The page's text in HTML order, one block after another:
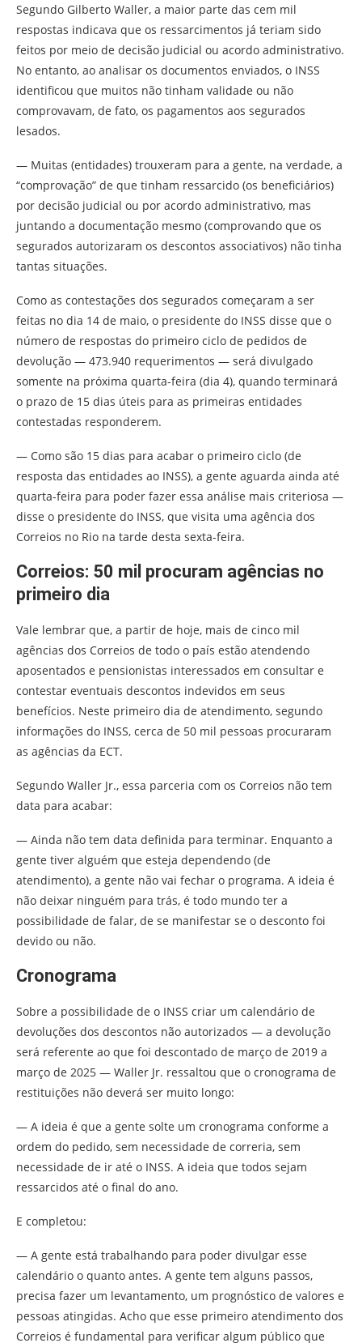
Segundo Gilberto Waller, a maior parte das cem mil
respostas indicava que os ressarcimentos já teriam sido
feitos por meio de decisão judicial ou acordo administrativo.
No entanto, ao analisar os documentos enviados, o INSS
identificou que muitos não tinham validade ou não
comprovavam, de fato, os pagamentos aos segurados
lesados.
— Muitas (entidades) trouxeram para a gente, na verdade, a
“comprovação” de que tinham ressarcido (os beneficiários)
por decisão judicial ou por acordo administrativo, mas
juntando a documentação mesmo (comprovando que os
segurados autorizaram os descontos associativos) não tinha
tantas situações.
Como as contestações dos segurados começaram a ser
feitas no dia 14 de maio, o presidente do INSS disse que o
número de respostas do primeiro ciclo de pedidos de
devolução — 473.940 requerimentos — será divulgado
somente na próxima quarta-feira (dia 4), quando terminará
o prazo de 15 dias úteis para as primeiras entidades
contestadas responderem.
— Como são 15 dias para acabar o primeiro ciclo (de
resposta das entidades ao INSS), a gente aguarda ainda até
quarta-feira para poder fazer essa análise mais criteriosa —
disse o presidente do INSS, que visita uma agência dos
Correios no Rio na tarde desta sexta-feira.
Correios: 50 mil procuram agências no
primeiro dia
Vale lembrar que, a partir de hoje, mais de cinco mil
agências dos Correios de todo o país estão atendendo
aposentados e pensionistas interessados em consultar e
contestar eventuais descontos indevidos em seus
benefícios. Neste primeiro dia de atendimento, segundo
informações do INSS, cerca de 50 mil pessoas procuraram
as agências da ECT.
Segundo Waller Jr., essa parceria com os Correios não tem
data para acabar:
— Ainda não tem data definida para terminar. Enquanto a
gente tiver alguém que esteja dependendo (de
atendimento), a gente não vai fechar o programa. A ideia é
não deixar ninguém para trás, é todo mundo ter a
possibilidade de falar, de se manifestar se o desconto foi
devido ou não.
Cronograma
Sobre a possibilidade de o INSS criar um calendário de
devoluções dos descontos não autorizados — a devolução
será referente ao que foi descontado de março de 2019 a
março de 2025 — Waller Jr. ressaltou que o cronograma de
restituições não deverá ser muito longo:
— A ideia é que a gente solte um cronograma conforme a
ordem do pedido, sem necessidade de correria, sem
necessidade de ir até o INSS. A ideia que todos sejam
ressarcidos até o final do ano.
E completou:
— A gente está trabalhando para poder divulgar esse
calendário o quanto antes. A gente tem alguns passos,
precisa fazer um levantamento, um prognóstico de valores e
pessoas atingidas. Acho que esse primeiro atendimento dos
Correios é fundamental para verificar algum público que